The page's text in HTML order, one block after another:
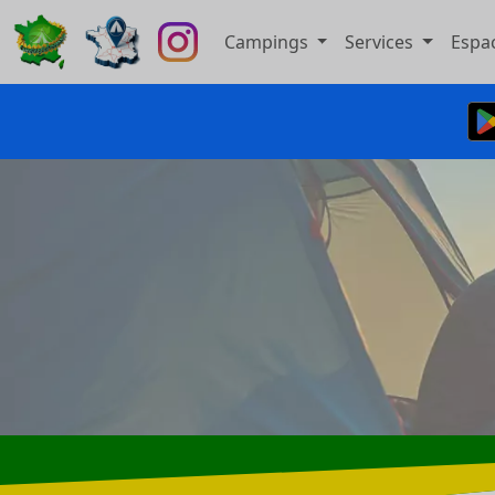
Campings Services